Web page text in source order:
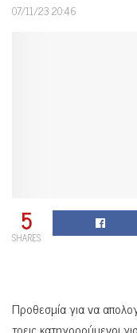
07/11/23 20:46
5
SHARES
Προθεσμία για να